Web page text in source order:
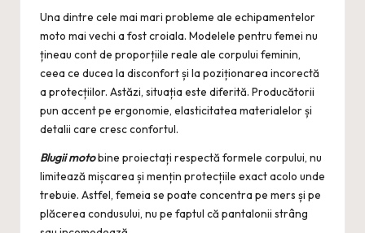
Una dintre cele mai mari probleme ale echipamentelor
moto mai vechi a fost croiala. Modelele pentru femei nu
țineau cont de proporțiile reale ale corpului feminin,
ceea ce ducea la disconfort și la poziționarea incorectă
a protecțiilor. Astăzi, situația este diferită. Producătorii
pun accent pe ergonomie, elasticitatea materialelor și
detalii care cresc confortul.
Blugii motobine proiectați respectă formele corpului, nu
limitează mișcarea și mențin protecțiile exact acolo unde
trebuie. Astfel, femeia se poate concentra pe mers și pe
plăcerea condusului, nu pe faptul că pantalonii strâng